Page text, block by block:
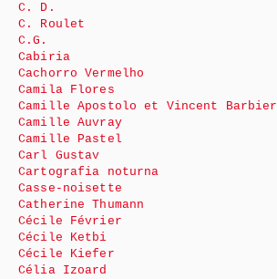
C. D.
C. Roulet
C.G.
Cabiria
Cachorro Vermelho
Camila Flores
Camille Apostolo et Vincent Barbier
Camille Auvray
Camille Pastel
Carl Gustav
Cartografia noturna
Casse-noisette
Catherine Thumann
Cécile Février
Cécile Ketbi
Cécile Kiefer
Célia Izoard